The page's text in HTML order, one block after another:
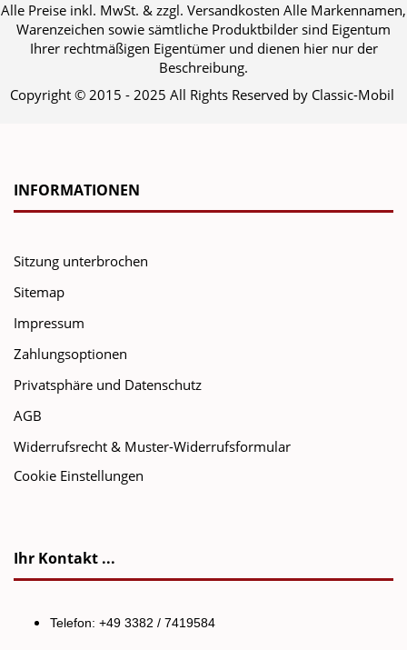
Alle Preise inkl. MwSt. & zzgl. Versandkosten Alle Markennamen,
Warenzeichen sowie sämtliche Produktbilder sind Eigentum
Ihrer rechtmäßigen Eigentümer und dienen hier nur der
Beschreibung.
Copyright © 2015 - 2025 All Rights Reserved by Classic-Mobil
INFORMATIONEN
Sitzung unterbrochen
Sitemap
Impressum
Zahlungsoptionen
Privatsphäre und Datenschutz
AGB
Widerrufsrecht & Muster-Widerrufsformular
Cookie Einstellungen
Ihr Kontakt ...
Telefon: +49 3382 / 7419584